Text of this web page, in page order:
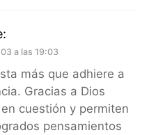
a las 19:03
más que adhiere a
Gracias a Dios
cuestión y permiten
pensamientos